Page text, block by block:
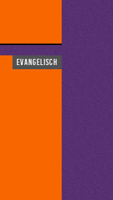
evangelisch